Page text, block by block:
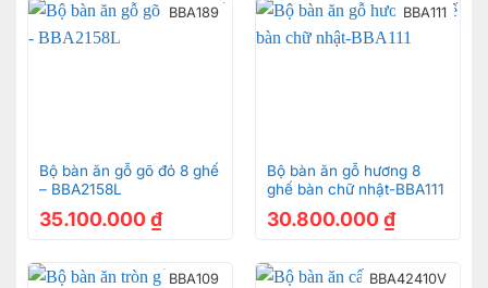
sang trọng
BBA189
Bộ bàn ăn gỗ gõ đỏ 8 ghế
– BBA2158L
35.100.000 ₫
BBA111
Bộ bàn ăn gỗ hương 8
ghế bàn chữ nhật-BBA111
30.800.000 ₫
BBA109 BBA42410V